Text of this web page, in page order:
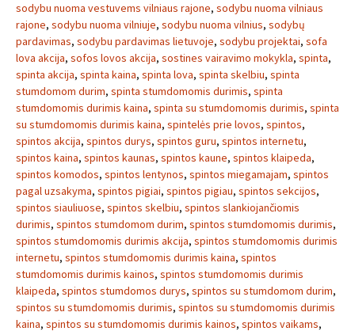
sodybu nuoma vestuvems vilniaus rajone, sodybu nuoma vilniaus
rajone, sodybu nuoma vilniuje, sodybu nuoma vilnius, sodybų
pardavimas, sodybu pardavimas lietuvoje, sodybu projektai, sofa
lova akcija, sofos lovos akcija, sostines vairavimo mokykla, spinta,
spinta akcija, spinta kaina, spinta lova, spinta skelbiu, spinta
stumdomom durim, spinta stumdomomis durimis, spinta
stumdomomis durimis kaina, spinta su stumdomomis durimis, spinta
su stumdomomis durimis kaina, spintelės prie lovos, spintos,
spintos akcija, spintos durys, spintos guru, spintos internetu,
spintos kaina, spintos kaunas, spintos kaune, spintos klaipeda,
spintos komodos, spintos lentynos, spintos miegamajam, spintos
pagal uzsakyma, spintos pigiai, spintos pigiau, spintos sekcijos,
spintos siauliuose, spintos skelbiu, spintos slankiojančiomis
durimis, spintos stumdomom durim, spintos stumdomomis durimis,
spintos stumdomomis durimis akcija, spintos stumdomomis durimis
internetu, spintos stumdomomis durimis kaina, spintos
stumdomomis durimis kainos, spintos stumdomomis durimis
klaipeda, spintos stumdomos durys, spintos su stumdomom durim,
spintos su stumdomomis durimis, spintos su stumdomomis durimis
kaina, spintos su stumdomomis durimis kainos, spintos vaikams,